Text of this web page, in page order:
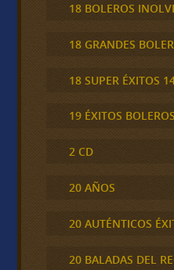
18 BOLEROS
18 GRANDES
18 SUPER ÉXITOS
19 ÉXITOS
2 CD
20 AÑOS
20 AUTÉNTICOS
20 BALADAS DEL